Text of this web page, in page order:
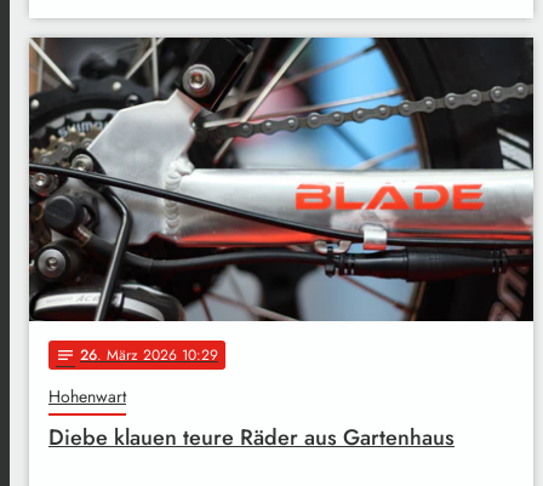
notes 26. März 2026 10:29
Hohenwart
Diebe klauen teure Räder aus Gartenhaus